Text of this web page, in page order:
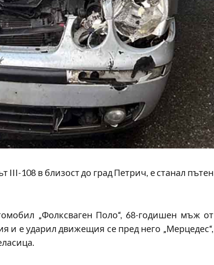
III-108 в близост до град Петрич, е станал пътен
„Фолксваген Поло“, 68-годишен мъж от
и е ударил движещия се пред него „Мерцедес“,